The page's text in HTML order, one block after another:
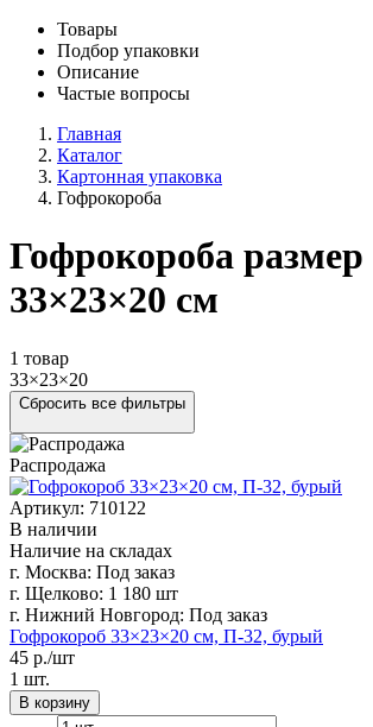
Товары
Подбор упаковки
Описание
Частые вопросы
Главная
Каталог
Картонная упаковка
Гофрокороба
Гофрокороба размер
33×23×20 см
1 товар
33×23×20
Сбросить все фильтры
Распродажа
Артикул: 710122
В наличии
Наличие на складах
г. Москва: Под заказ
г. Щелково: 1 180 шт
г. Нижний Новгород: Под заказ
Гофрокороб 33×23×20 см, П-32, бурый
45 р./шт
1 шт.
В корзину